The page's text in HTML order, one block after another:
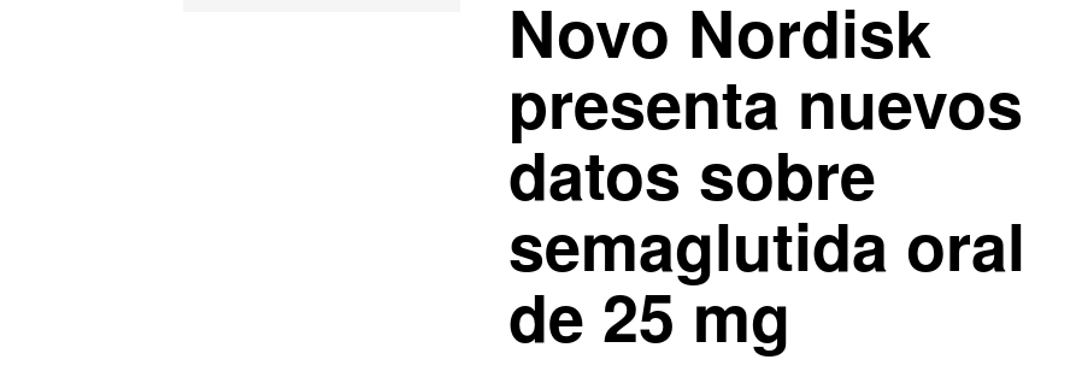
Novo Nordisk
presenta nuevos
datos sobre
semaglutida oral
de 25 mg